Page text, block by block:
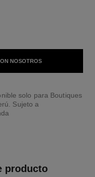
NOSOTROS
solo para Boutiques
Sujeto a
producto